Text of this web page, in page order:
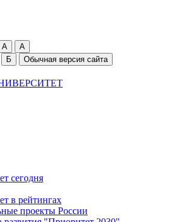
A A
Б Обычная версия сайта
сегодня
в рейтингах
проекты России